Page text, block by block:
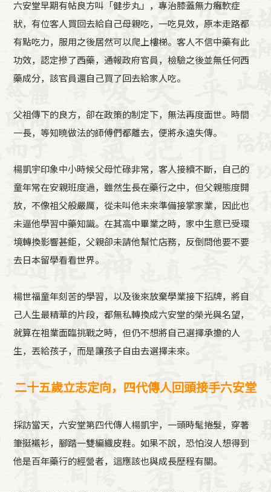
六安堂早期有帖良方叫「健步丸」，專治膝蓋無力癱軟症
狀，有位客人買回去給自己母親吃，一吃見效，原本走路都
有點吃力，服用之後居然可以爬上樓梯。客人不信中藥有此
功效，認定摻了西藥，通報政府官員，檢驗之後並無任何西
藥成分，該官員還自己買了回去給家人吃。
父祖傳下的良方，卻在政策的制定下，無法再度面世。時間
一長，等知曉做法的師傅們都離去，便將永遠失傳。
楊凱宇印象中小時候父母忙碌非常，客人接續不斷，自己的
童年常在安親班度過，雖然生長在藥行之中，但父親態度開
放，不像祖父般嚴厲，從未叫他未來準備接掌家業，因此也
未逼他學習中藥知識。在其高中畢業之時，家中生意已受環
境轉換影響甚鉅，父親卻未請他幫忙店務，反倒問他要不要
去日本留學看看世界。
楊世福童年刻苦的學習，以及後來放棄學業接下招牌，將自
己人生最精華的片段，都無私轉換成六安堂的榮光與名望，
就算在祖業面臨挑戰之時，但仍不想將自己選擇承擔的人
生，丟給孩子，而是讓孩子自由去選擇未來。
二十五歲立志定向，四代傳人回頭接手六安堂
採訪當天，六安堂第四代傳人楊凱宇，一頭時髦捲髮，穿著
筆挺襯衫，腳踏一雙編織皮鞋。如果不說，恐怕沒人想得到
他是百年藥行的經營者，這應該也與成長歷程有關。